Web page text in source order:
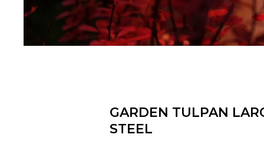
GARDEN TULPAN
STEEL